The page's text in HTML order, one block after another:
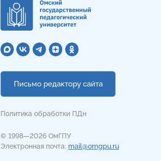
Письмо редактору сайта
Политика обработки ПДн
© 1998—2026 ОмГПУ
Электронная почта: mail@omgpu.ru